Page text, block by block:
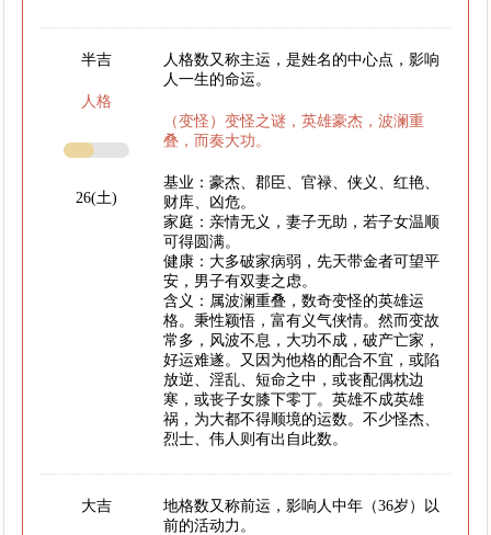
半吉
人格
26(土)
人格数又称主运，是姓名的中心点，影响
人一生的命运。
（变怪）变怪之谜，英雄豪杰，波澜重
叠，而奏大功。
基业：豪杰、郡臣、官禄、侠义、红艳、
财库、凶危。
家庭：亲情无义，妻子无助，若子女温顺
可得圆满。
健康：大多破家病弱，先天带金者可望平
安，男子有双妻之虑。
含义：属波澜重叠，数奇变怪的英雄运
格。秉性颖悟，富有义气侠情。然而变故
常多，风波不息，大功不成，破产亡家，
好运难遂。又因为他格的配合不宜，或陷
放逆、淫乱、短命之中，或丧配偶枕边
寒，或丧子女膝下零丁。英雄不成英雄
祸，为大都不得顺境的运数。不少怪杰、
烈士、伟人则有出自此数。
大吉
地格数又称前运，影响人中年（36岁）以
前的活动力。